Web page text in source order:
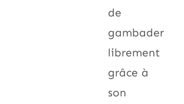
de
gambader
librement
grâce à
son